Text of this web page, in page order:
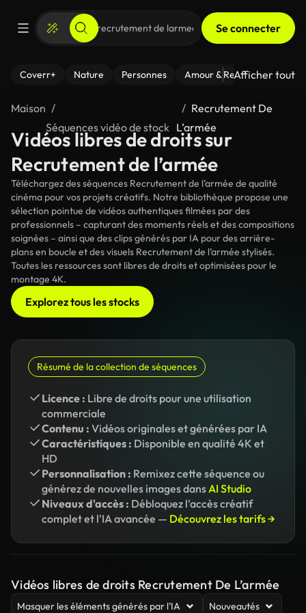
Se connecter
Coverr+ Nature Personnes Amour & Relations Le
Afficher tout
Maison
Séquences vidéo de stock
Recrutement De
L’armée
Vidéos libres de droits sur
Recrutement de l’armée
Téléchargez des séquences Recrutement de l’armée de qualité
cinéma pour vos projets créatifs. Notre bibliothèque propose une
sélection pointue de vidéos authentiques filmées par des
professionnels – capturant des moments réels et des compositions
soignées – ainsi que des clips générés par IA pour des arrière-
plans en boucle et des visuels Recrutement de l’armée stylisés.
Toutes les ressources sont libres de droits et optimisées pour le
montage 4K.
Explorez tous les stocks
Résumé de la collection de séquences
Licence : Libre de droits pour une utilisation
commerciale
Contenu : Vidéos originales et générées par IA
Caractéristiques : Disponible en qualité 4K et
HD
Personnalisation : Remixez cette séquence ou
générez de nouvelles images dansAI Studio
Niveaux d'accès : Débloquez l'accès créatif
complet et l'IA avancée — Découvrez les tarifs →
Vidéos libres de droits Recrutement De L’armée
Masquer les éléments générés par l’IA Nouveautés